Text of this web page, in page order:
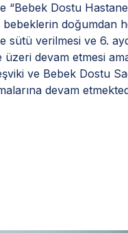
“Bebek Dostu
bebeklerin doğumdan
sütü verilmesi ve 6.
devam etmesi
ve Bebek Dostu
devam